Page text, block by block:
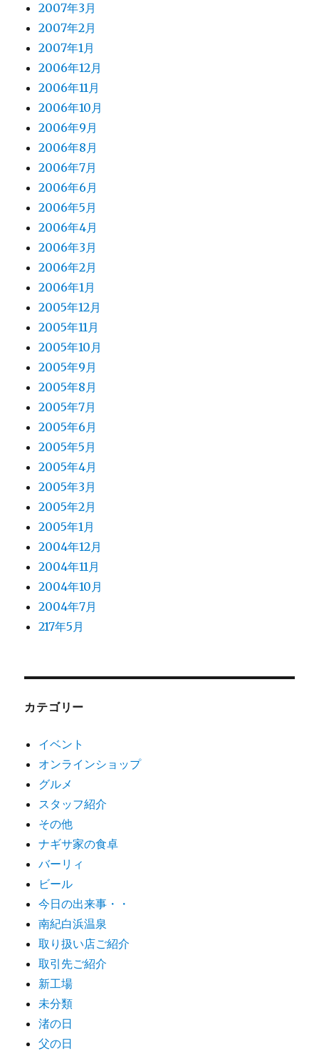
2007年3月
2007年2月
2007年1月
2006年12月
2006年11月
2006年10月
2006年9月
2006年8月
2006年7月
2006年6月
2006年5月
2006年4月
2006年3月
2006年2月
2006年1月
2005年12月
2005年11月
2005年10月
2005年9月
2005年8月
2005年7月
2005年6月
2005年5月
2005年4月
2005年3月
2005年2月
2005年1月
2004年12月
2004年11月
2004年10月
2004年7月
217年5月
カテゴリー
イベント
オンラインショップ
グルメ
スタッフ紹介
その他
ナギサ家の食卓
バーリィ
ビール
今日の出来事・・
南紀白浜温泉
取り扱い店ご紹介
取引先ご紹介
新工場
未分類
渚の日
父の日